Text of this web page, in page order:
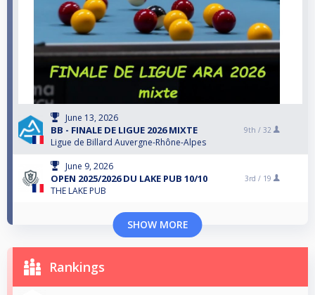
June 13, 2026
BB - FINALE DE LIGUE 2026 MIXTE
Ligue de Billard Auvergne-Rhône-Alpes
9th / 32
June 9, 2026
OPEN 2025/2026 DU LAKE PUB 10/10
THE LAKE PUB
3rd / 19
SHOW MORE
Rankings